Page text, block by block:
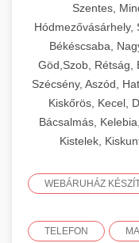
Szentes,
Hódmezővásárhely,
Békéscsaba,
Göd,Szob, Rétság,
Szécsény, Aszód,
Kiskőrös, Kecel,
Bácsalmás,
Kistelek,
WEBÁRUHÁZ
TELEFON